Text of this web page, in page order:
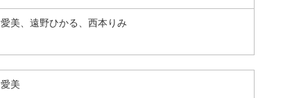
愛美、遠野ひかる、西本りみ
愛美